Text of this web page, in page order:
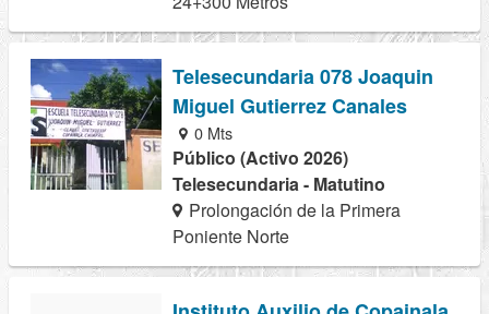
Telesecundaria 078 Joaquin
Miguel Gutierrez Canales
0 Mts
Público (Activo 2026)
Telesecundaria - Matutino
Prolongación de la Primera
Poniente Norte